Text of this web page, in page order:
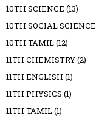
10TH SCIENCE (13)
10TH SOCIAL SCIENCE
10TH TAMIL(12)
11TH CHEMISTRY(2)
11TH ENGLISH (1)
11TH PHYSICS (1)
11TH TAMIL(1)